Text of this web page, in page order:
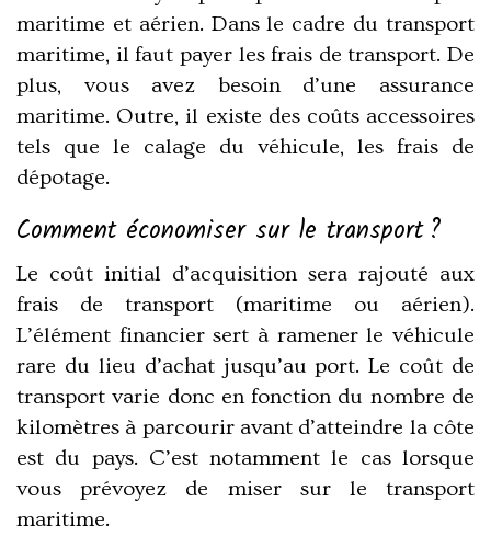
maritime et aérien. Dans le cadre du transport
maritime, il faut payer les frais de transport. De
plus, vous avez besoin d’une assurance
maritime. Outre, il existe des coûts accessoires
tels que le calage du véhicule, les frais de
dépotage.
Comment économiser sur le transport ?
Le coût initial d’acquisition sera rajouté aux
frais de transport (maritime ou aérien).
L’élément financier sert à ramener le véhicule
rare du lieu d’achat jusqu’au port. Le coût de
transport varie donc en fonction du nombre de
kilomètres à parcourir avant d’atteindre la côte
est du pays. C’est notamment le cas lorsque
vous prévoyez de miser sur le transport
maritime.